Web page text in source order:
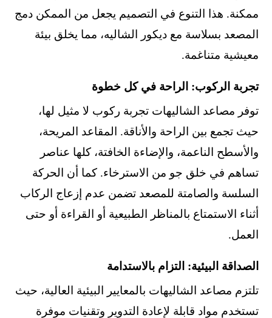
ممكنة. هذا التنوع في التصميم يجعل من الممكن دمج
المصعد بسلاسة مع ديكور الشاليه، مما يخلق بيئة
معيشية متناغمة.
تجربة الركوب: الراحة في كل خطوة
توفر مصاعد الشاليهات تجربة ركوب لا مثيل لها،
حيث تجمع بين الراحة والأناقة. المقاعد المريحة،
والأسطح الناعمة، والإضاءة الخافتة، كلها عناصر
تساهم في خلق جو من الاسترخاء. كما أن الحركة
السلسة والصامتة للمصعد تضمن عدم إزعاج الركاب
أثناء الاستمتاع بالمناظر الطبيعية أو القراءة أو حتى
العمل.
الصداقة البيئية: التزام بالاستدامة
تلتزم مصاعد الشاليهات بالمعايير البيئية العالية، حيث
تستخدم مواد قابلة لإعادة التدوير وتقنيات موفرة